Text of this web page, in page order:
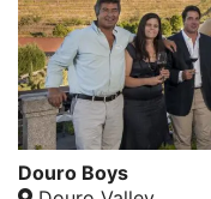
Douro Boys